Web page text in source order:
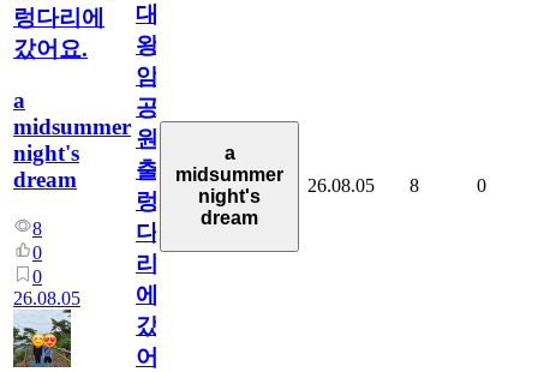
렁다리에
갔어요.
a
midsummer
night's
dream
8
0
0
26.08.05
대
왕
암
공
원
출
렁
다
리
에
갔
어
a
midsummer
night's
dream
26.08.05 8 0